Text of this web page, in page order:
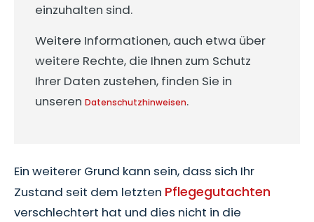
einzuhalten sind.
Weitere Informationen, auch etwa über
weitere Rechte, die Ihnen zum Schutz
Ihrer Daten zustehen, finden Sie in
unseren Datenschutzhinweisen.
Ein weiterer Grund kann sein, dass sich Ihr
Zustand seit dem letzten Pflegegutachten
verschlechtert hat und dies nicht in die